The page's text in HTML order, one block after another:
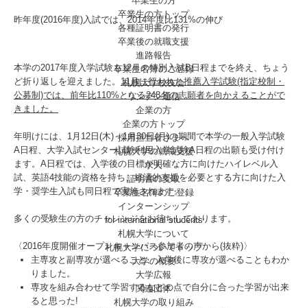
卒業生の方トップ
各種証明書の発行
卒業後の就職支援
進路報告
卒業生名簿のご登録
札幌大学校友会
リンデン通信
企業の方
企業の方トップ
採用担当者さまへ
札幌大学の就職支援
求人
証明書の受取
卒業生名簿のご登録
インターンシップ
for internationalstudents
札幌大学について
札幌大学についてトップ
大学の概要
大学広報
関連団体
札幌大学の取り組み
昨年度(2016年度)入試では、2014年度比131%の伸び
本学の2017年度入学試験も12月の特別入試B日程までを終え、ちょう
ど折り返しを迎えました。 11月に行われた推薦入学試験(指定校制・
公募制)では、前年比110%となる248名の志願者を向かえることがで
きました。
年明けには、1月12日(木)～1月30日(月)の期間で本学の一般入学試験
A日程、大学入試センター試験利用入学試験A日程の出願も受け付け
ます。A日程では、入学後の目標が明確な方に向けたハイレベル入
試、英語4技能の資格を持ち、経済的支援を必要とする方に向けた入
学・奨学生入試も同日程で実施されます。
多くの受験生の方のチャレンジをお待ちしております。
〈2016年度開催オープンキャンパス参加者の声から(抜粋)〉
主専攻と副専攻が選べること、入学後に専攻が選べることもわか
りました。
専攻を組み合わせて学習するなどの点で自分に合った学習が出来
ると思った!